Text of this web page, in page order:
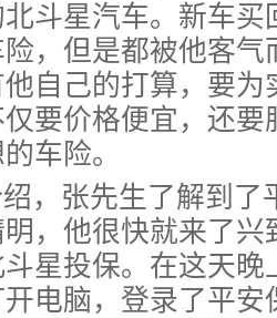
斗星汽车。新车
，但是都被他客
自己的打算，要
仅要价格便宜，还
车险。
，张先生了解到了
，他很快就来了
星投保。在这天
电脑，登录了平